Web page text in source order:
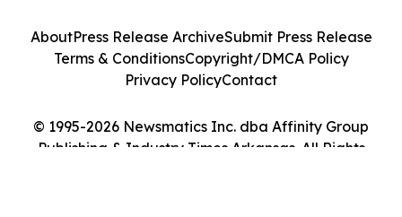
© 1995-2026 Newsmatics Inc. dba Affinity Group
Publishing & Industry Times Arkansas. All Rights
AboutPress Release ArchiveSubmit Press Release
Terms & ConditionsCopyright/DMCA Policy
Privacy PolicyContact